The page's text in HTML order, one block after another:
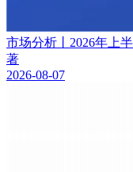
市场分析丨2026年上
著
2026-08-07